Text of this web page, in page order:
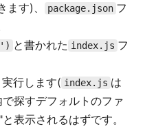
す)、 package.json フ
と書かれた index.js フ
実行します( index.js は
探すデフォルトのファ
表示されるはずです。